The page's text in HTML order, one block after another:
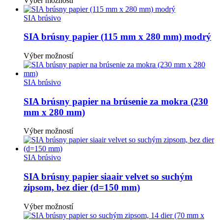
produkt
variantov.
Možnosti
si
môžete
vybrať
produktu.
SIA brúsivo
SIA brúsny papier (115 mm x 280 mm) modrý
Výber možnostíTento
produkt
Možnosti
si
môžete
vybrať
na
stránke
SIA brúsivo
SIA brúsny papier na brúsenie za mokra (230
mm x 280 mm)
Výber možnostíTento
produkt
Možnosti
si
môžete
vybrať
na
SIA brúsivo
SIA brúsny papier siaair velvet so suchým
zipsom, bez dier (d=150 mm)
Výber možnostíTento
produkt